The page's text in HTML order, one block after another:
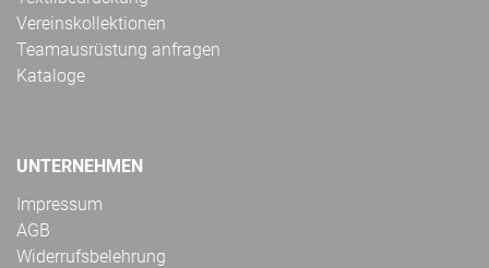
Vereinskollektionen
Teamausrüstung anfragen
Kataloge
UNTERNEHMEN
Impressum
AGB
Widerrufsbelehrung